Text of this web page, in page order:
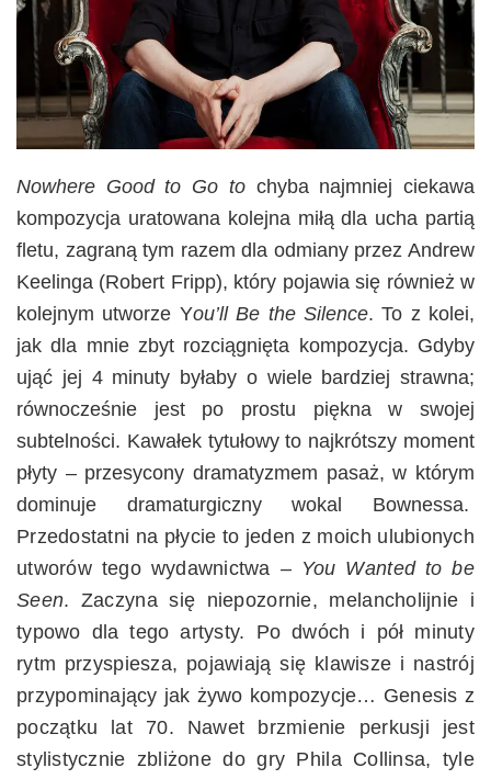
Nowhere Good to Go tochyba najmniej ciekawa
kompozycja uratowana kolejna miłą dla ucha partią
fletu, zagraną tym razem dla odmiany przez Andrew
Keelinga (Robert Fripp), który pojawia się również w
kolejnym utworze You’ll Be the Silence. To z kolei,
jak dla mnie zbyt rozciągnięta kompozycja. Gdyby
ująć jej 4 minuty byłaby o wiele bardziej strawna;
równocześnie jest po prostu piękna w swojej
subtelności. Kawałek tytułowy to najkrótszy moment
płyty – przesycony dramatyzmem pasaż, w którym
dominuje dramaturgiczny wokal Bownessa.
Przedostatni na płycie to jeden z moich ulubionych
utworów tego wydawnictwa – You Wanted to be
Seen. Zaczyna się niepozornie, melancholijnie i
typowo dla tego artysty. Po dwóch i pół minuty
rytm przyspiesza, pojawiają się klawisze i nastrój
przypominający jak żywo kompozycje… Genesis z
początku lat 70. Nawet brzmienie perkusji jest
stylistycznie zbliżone do gry Phila Collinsa, tyle